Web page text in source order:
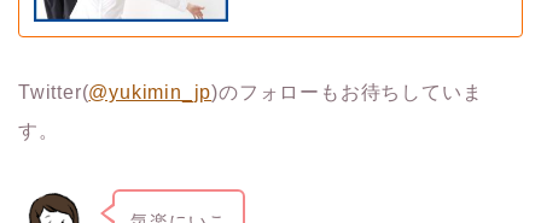
Twitter(@yukimin_jp)のフォローもお待ちしていま
す。